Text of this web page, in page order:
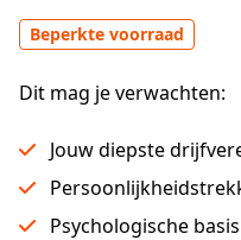
Beperkte voorraad
Dit mag je verwachten:
Jouw diepste
Psychologische